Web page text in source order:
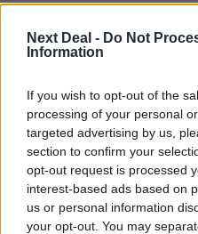
Next Deal - Do Not
Information
If you wish to opt-out of the
processing of your personal
targeted advertising by us,
section to confirm your
opt-out request is processed
interest-based ads based on
us or personal information
your opt-out. You may
06.08.2026 - 08:40
ελληνικές τράπεζες
Βαρδινογιάννη- Εξάρχου και
ΔΕΗ
Randy Schekman,
μπορεί να έχουμε θεραπεία
Πάρκινσον»